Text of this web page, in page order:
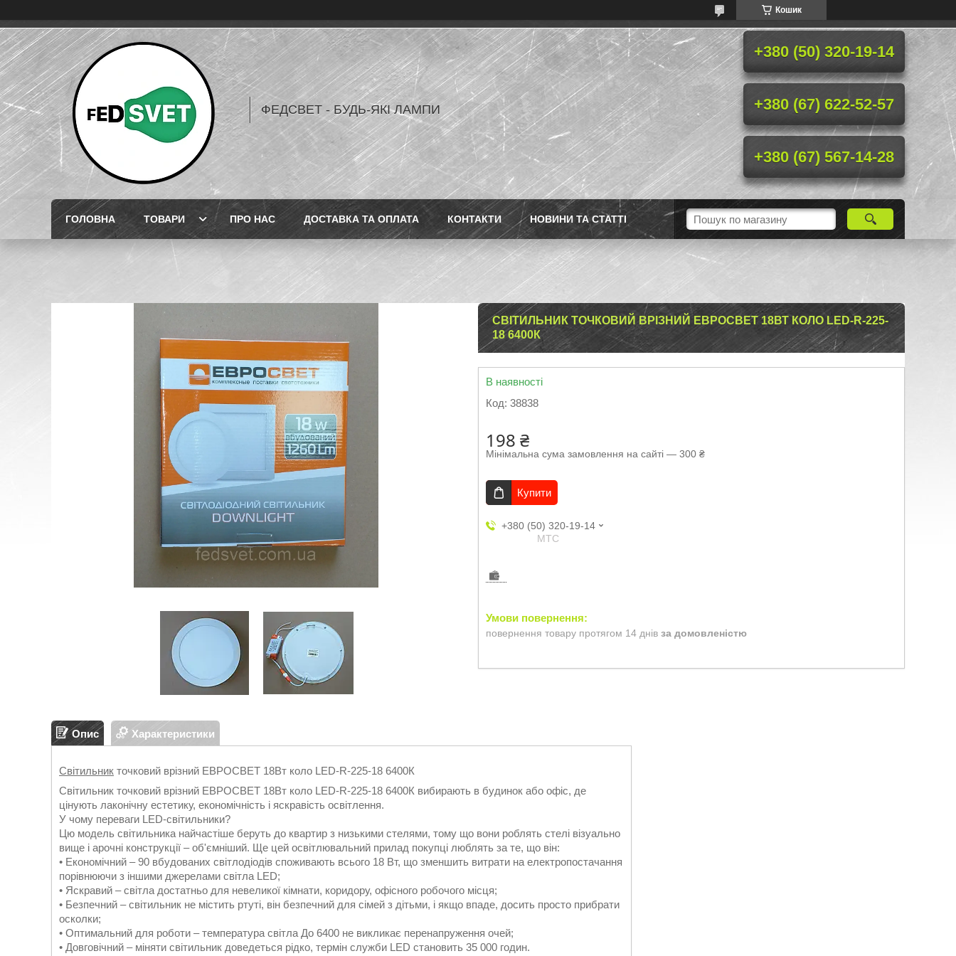
Кошик
ФЕДСВЕТ - БУДЬ-ЯКІ ЛАМПИ
+380 (50) 320-19-14
+380 (67) 622-52-57
+380 (67) 567-14-28
ГОЛОВНА ТОВАРИ ПРО НАС ДОСТАВКА ТА ОПЛАТА КОНТАКТИ НОВИНИ ТА СТАТТІ
СВІТИЛЬНИК ТОЧКОВИЙ ВРІЗНИЙ ЕВРОСВЕТ 18ВТ КОЛО LED-R-225-
18 6400К
В наявності
Код: 38838
198 ₴
Мінімальна сума замовлення на сайті — 300 ₴
Купити
+380 (50) 320-19-14
МТС
повернення товару протягом 14 днів за домовленістю
Опис Характеристики
Світильник точковий врізний ЕВРОСВЕТ 18Вт коло LED-R-225-18 6400К
Світильник точковий врізний ЕВРОСВЕТ 18Вт коло LED-R-225-18 6400К вибирають в будинок або офіс, де
цінують лаконічну естетику, економічність і яскравість освітлення.
У чому переваги LED-світильники?
Цю модель світильника найчастіше беруть до квартир з низькими стелями, тому що вони роблять стелі візуально
вище і арочні конструкції – об'ємніший. Ще цей освітлювальний прилад покупці люблять за те, що він:
• Економічний – 90 вбудованих світлодіодів споживають всього 18 Вт, що зменшить витрати на електропостачання
порівнюючи з іншими джерелами світла LED;
• Яскравий – світла достатньо для невеликої кімнати, коридору, офісного робочого місця;
• Безпечний – світильник не містить ртуті, він безпечний для сімей з дітьми, і якщо впаде, досить просто прибрати
осколки;
• Оптимальний для роботи – температура світла До 6400 не викликає перенапруження очей;
• Довговічний – міняти світильник доведеться рідко, термін служби LED становить 35 000 годин.